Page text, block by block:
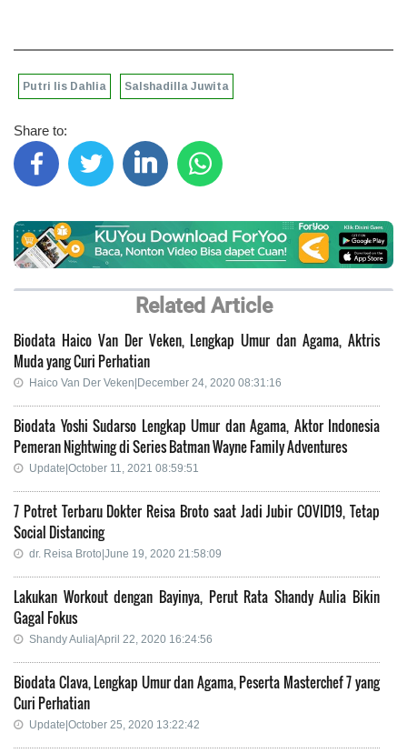
Putri Iis Dahlia Salshadilla Juwita
Share to:
Related Article
Biodata Haico Van Der Veken, Lengkap Umur dan Agama, Aktris
Muda yang Curi Perhatian
Haico Van Der Veken|December 24, 2020 08:31:16
Biodata Yoshi Sudarso Lengkap Umur dan Agama, Aktor Indonesia
Pemeran Nightwing di Series Batman Wayne Family Adventures
Update|October 11, 2021 08:59:51
7 Potret Terbaru Dokter Reisa Broto saat Jadi Jubir COVID19, Tetap
Social Distancing
dr. Reisa Broto|June 19, 2020 21:58:09
Lakukan Workout dengan Bayinya, Perut Rata Shandy Aulia Bikin
Gagal Fokus
Shandy Aulia|April 22, 2020 16:24:56
Biodata Clava, Lengkap Umur dan Agama, Peserta Masterchef 7 yang
Curi Perhatian
Update|October 25, 2020 13:22:42